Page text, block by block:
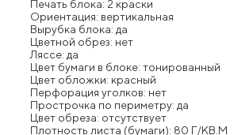
Печать блока: 2 краски
Ориентация: вертикальная
Вырубка блока: да
Цветной обрез: нет
Ляссе: да
Цвет бумаги в блоке: тонированный
Цвет обложки: красный
Перфорация уголков: нет
Прострочка по периметру: да
Цвет обреза: отсутствует
Плотность листа (бумаги): 80 Г/КВ.М